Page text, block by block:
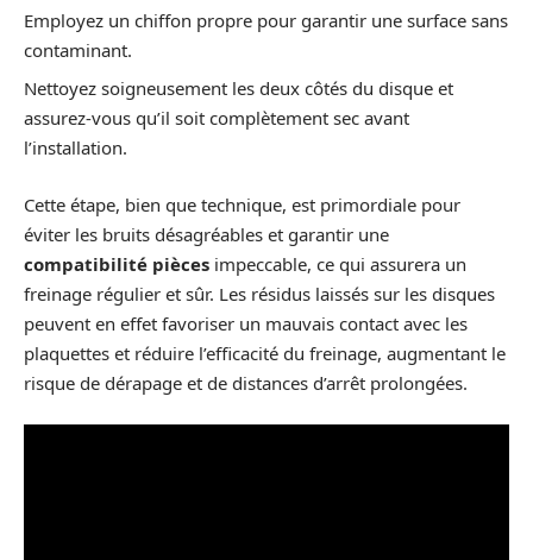
Employez un chiffon propre pour garantir une surface sans
contaminant.
Nettoyez soigneusement les deux côtés du disque et
assurez-vous qu’il soit complètement sec avant
l’installation.
Cette étape, bien que technique, est primordiale pour
éviter les bruits désagréables et garantir une
compatibilité pièces impeccable, ce qui assurera un
freinage régulier et sûr. Les résidus laissés sur les disques
peuvent en effet favoriser un mauvais contact avec les
plaquettes et réduire l’efficacité du freinage, augmentant le
risque de dérapage et de distances d’arrêt prolongées.